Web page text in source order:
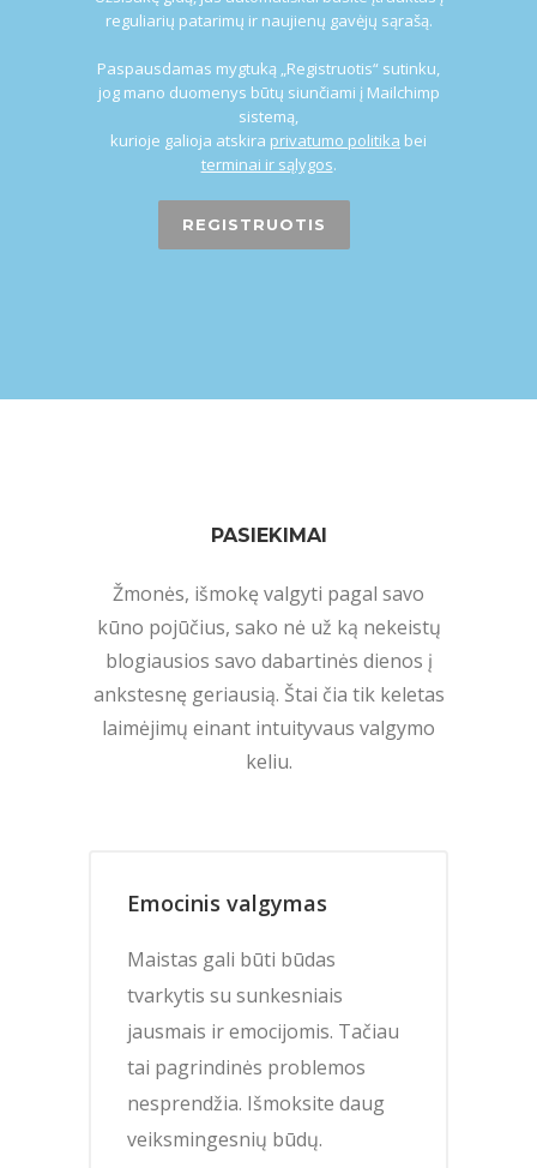
reguliarių patarimų ir naujienų gavėjų sąrašą.
Paspausdamas mygtuką „Registruotis“ sutinku,
jog mano duomenys būtų siunčiami į Mailchimp
sistemą,
kurioje galioja atskira privatumo politika bei
terminai ir sąlygos.
PASIEKIMAI
Žmonės, išmokę valgyti pagal savo
kūno pojūčius, sako nė už ką nekeistų
blogiausios savo dabartinės dienos į
ankstesnę geriausią. Štai čia tik keletas
laimėjimų einant intuityvaus valgymo
keliu.
Emocinis valgymas
Maistas gali būti būdas
tvarkytis su sunkesniais
jausmais ir emocijomis. Tačiau
tai pagrindinės problemos
nesprendžia. Išmoksite daug
veiksmingesnių būdų.